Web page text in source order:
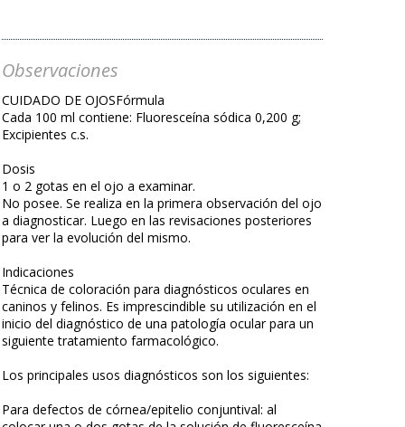
Observaciones
CUIDADO DE OJOSFórmula
Cada 100 ml contiene: Fluoresceína sódica 0,200 g;
Excipientes c.s.
Dosis
1 o 2 gotas en el ojo a examinar.
No posee. Se realiza en la primera observación del ojo
a diagnosticar. Luego en las revisaciones posteriores
para ver la evolución del mismo.
Indicaciones
Técnica de coloración para diagnósticos oculares en
caninos y felinos. Es imprescindible su utilización en el
inicio del diagnóstico de una patología ocular para un
siguiente tratamiento farmacológico.
Los principales usos diagnósticos son los siguientes:
Para defectos de córnea/epitelio conjuntival: al